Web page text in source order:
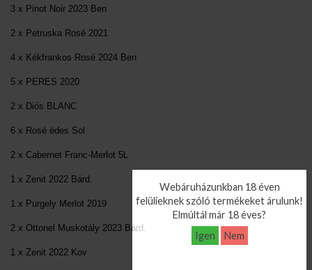
Webáruházunkban 18 éven
felülieknek szóló termékeket árulunk!
Elmúltál már 18 éves?
Igen
Nem
3 x Pinot Noir 2023 Ben
2 x Petruska Rosé 2021
4 x Kékfrankos Rosé 2024 Ben
5 x PERES 2020
2 x Diós BLANC
6 x Rosé édes Sol
2 x Cabernet Franc-Merlot 5L
1 x Zenit 2022 Bárd.
1 x Purgely Merlot 2019
2 x Ottonel Muskotály 2023 Bárd.
1 x Zenit 2022 Kov